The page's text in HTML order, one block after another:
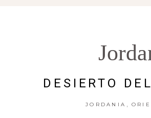
DESIERTO
JORDANIA